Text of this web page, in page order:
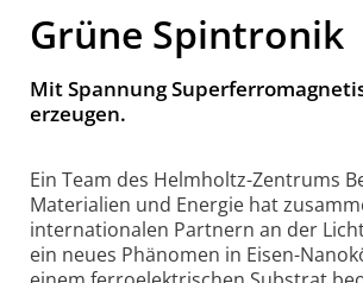
Grüne Spintronik
Mit Spannung
erzeugen.
Ein Team des Helmholtz-Zentrums
Materialien und Energie hat
internationalen Partnern an der
ein neues Phänomen in Eisen-